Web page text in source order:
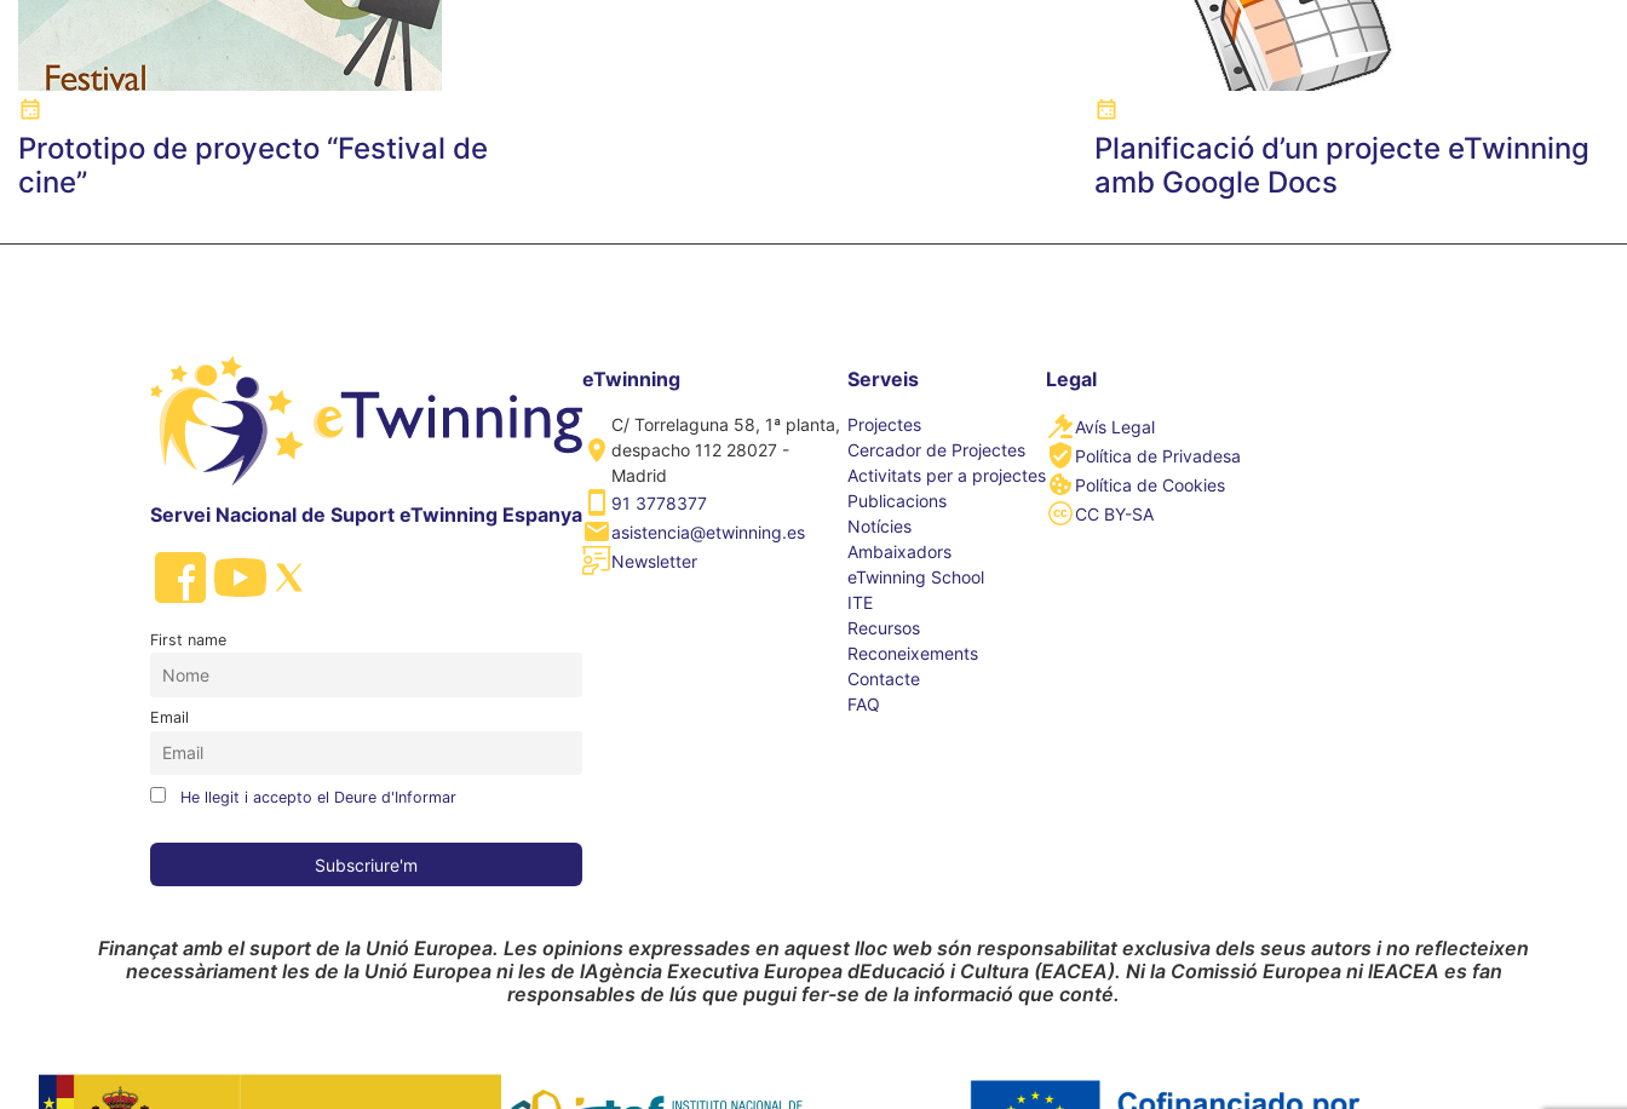
Prototipo de proyecto “Festival de
cine”
Planificació d’un projecte eTwinning
amb Google Docs
Servei Nacional de Suport eTwinning Espanya
First name
Email
He llegit i accepto el Deure d'Informar
eTwinning
C/ Torrelaguna 58, 1ª planta,
despacho 112 28027 -
Madrid
91 3778377
asistencia@etwinning.es
Newsletter
Serveis
Projectes
Cercador de Projectes
Activitats per a projectes
Publicacions
Notícies
Ambaixadors
eTwinning School
ITE
Recursos
Reconeixements
Contacte
FAQ
Legal
Avís Legal
Política de Privadesa
Política de Cookies
CC BY-SA
Finançat amb el suport de la Unió Europea. Les opinions expressades en aquest lloc web són responsabilitat exclusiva dels seus autors i no reflecteixen
necessàriament les de la Unió Europea ni les de lAgència Executiva Europea dEducació i Cultura (EACEA). Ni la Comissió Europea ni lEACEA es fan
responsables de lús que pugui fer-se de la informació que conté.